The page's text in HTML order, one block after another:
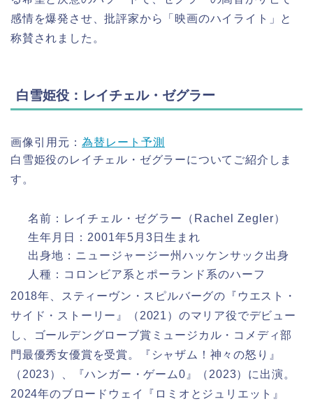
感情を爆発させ、批評家から「映画のハイライト」と
称賛されました。
白雪姫役：レイチェル・ゼグラー
画像引用元： 為替レート予測
白雪姫役のレイチェル・ゼグラーについてご紹介しま
す。
名前：レイチェル・ゼグラー（Rachel Zegler）
生年月日：2001年5月3日生まれ
出身地：ニュージャージー州ハッケンサック出身
人種：コロンビア系とポーランド系のハーフ
2018年、スティーヴン・スピルバーグの『ウエスト・
サイド・ストーリー』（2021）のマリア役でデビュー
し、ゴールデングローブ賞ミュージカル・コメディ部
門最優秀女優賞を受賞。『シャザム！神々の怒り』
（2023）、『ハンガー・ゲーム0』（2023）に出演。
2024年のブロードウェイ『ロミオとジュリエット』